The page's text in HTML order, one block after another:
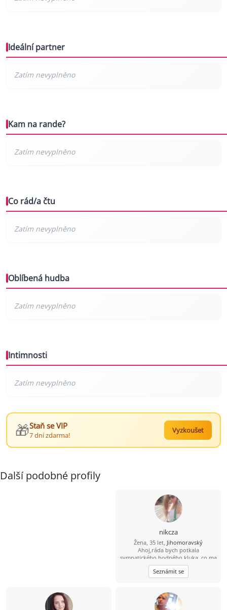
Ideální partner
Kam na rande?
Co rád/a čtu
Oblíbená hudba
Intimnosti
🎁Staň se VIP
7 dní zdarma!
Vyzkoušet
Další podobné profily
nikcza
Žena, 35 let, Jihomoravský
Ahoj,ráda bych potkala
sympatického,hodného kluka, co ma
rád zvířátka, s úsměvem na rtech,
otevřeným srdcem a myslí to
vážně..:)
Seznámit se